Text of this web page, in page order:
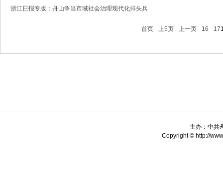
浙江日报专版：舟山争当市域社会治理现代化排头兵
首页 上5页 上一页 16 17
主办：中共
Copyright © http://